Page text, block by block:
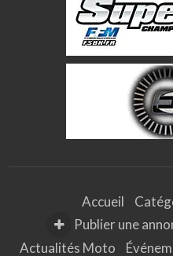
Accueil
Publier une
Actualités Moto